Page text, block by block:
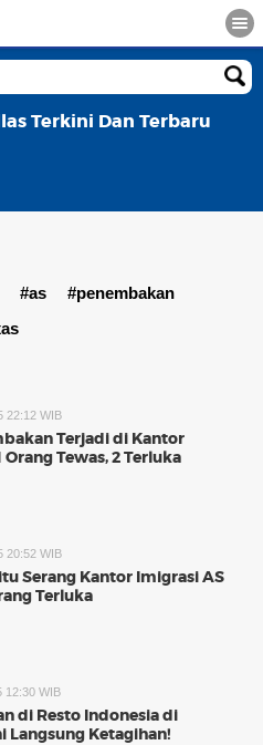
Terkini Dan Terbaru
#as
#penembakan
22:12 WIB
Terjadi di Kantor
Orang Tewas, 2 Terluka
20:52 WIB
Serang Kantor Imigrasi AS
Terluka
12:30 WIB
di Resto Indonesia di
Langsung Ketagihan!